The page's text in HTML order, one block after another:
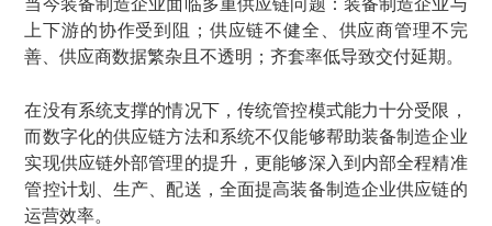
上下游的协作受到阻；供应链不健全、供应商管理不完
善、供应商数据繁杂且不透明；齐套率低导致交付延期。
在没有系统支撑的情况下，传统管控模式能力十分受限，
而数字化的供应链方法和系统不仅能够帮助装备制造企业
实现供应链外部管理的提升，更能够深入到内部全程精准
管控计划、生产、配送，全面提高装备制造企业供应链的
运营效率。